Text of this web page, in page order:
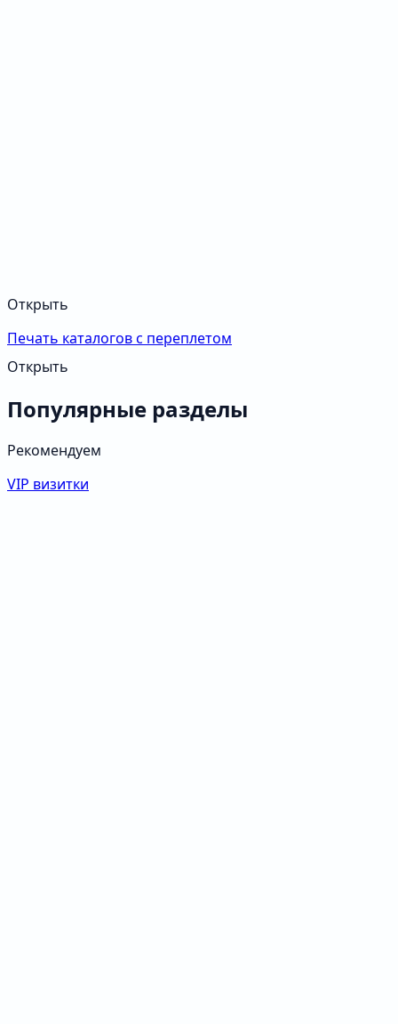
Открыть
Печать каталогов с переплетом
Открыть
Популярные разделы
Рекомендуем
VIP визитки